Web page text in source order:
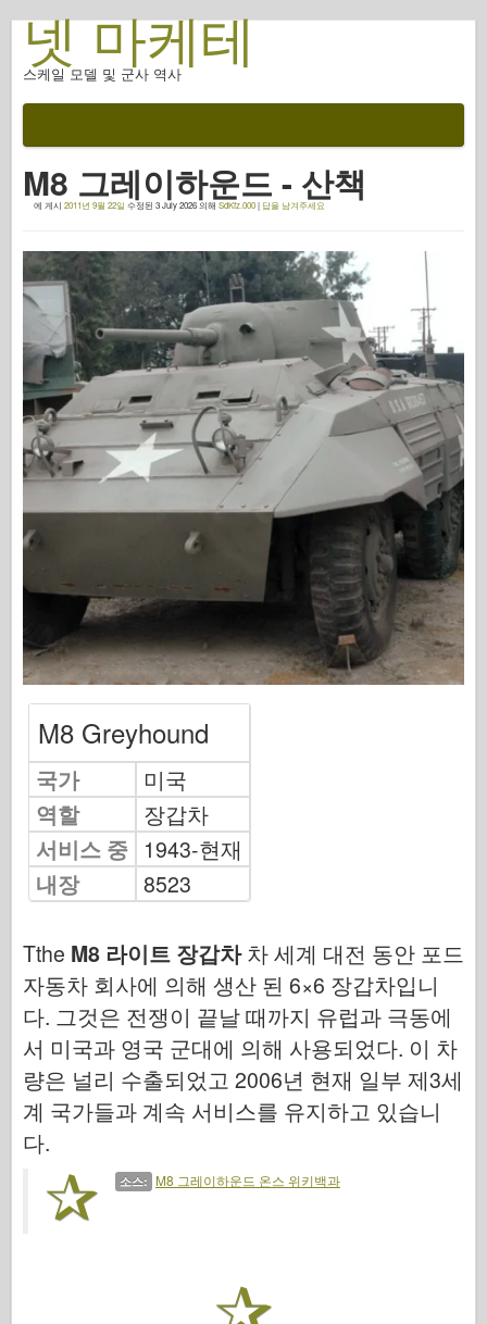
넷 마케테
스케일 모델 및 군사 역사
전투 후
AFV 무기
갑옷 포토갤러리
프로필의 갑옷
콩코드
너트 와 볼트
새로운 뱅가드
오스프리 모델링
오스프리 출판
와펜 아스날
와이다닉투 군사
마케트
아카데미
에이스 모델
AFV 클럽
Airfix
공군
AZ 모델
야생마
사이버 취미
드네프로모델
드래곤
Eduard
E.T. 모델
용맹의 힘
M8 그레이하운드 - 산책
에 게시 2011년 9월 22일 수정된 3 July 2026의해 SdKfz.000| 답을 남겨주세요
M8 Greyhound
국가
미국
역할
장갑차
서비스 중 1943-현재
내장
8523
Tthe M8 라이트 장갑차차 세계 대전 동안 포드
자동차 회사에 의해 생산 된 6×6 장갑차입니
다. 그것은 전쟁이 끝날 때까지 유럽과 극동에
서 미국과 영국 군대에 의해 사용되었다. 이 차
량은 널리 수출되었고 2006년 현재 일부 제3세
계 국가들과 계속 서비스를 유지하고 있습니
다.
소스: M8 그레이하운드 온스 위키백과